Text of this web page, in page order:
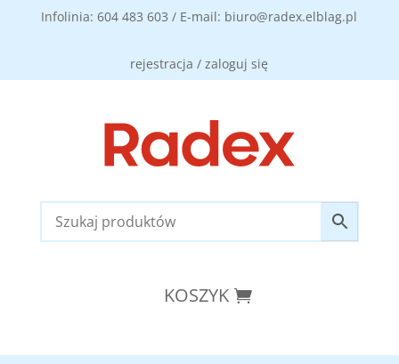
Infolinia: 604 483 603 / E-mail: biuro@radex.elblag.pl
rejestracja / zaloguj się
KOSZYK